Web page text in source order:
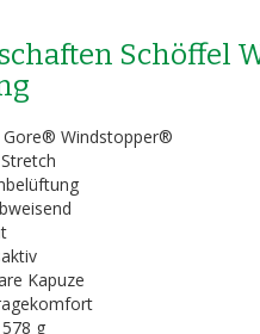
Schöffel
Gore® Windstopper®
Kapuze
g